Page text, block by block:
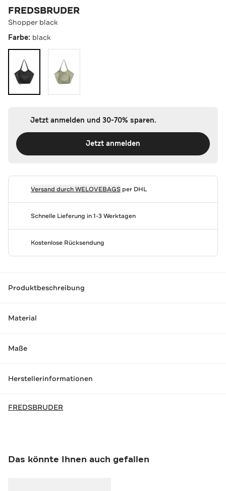
FREDSBRUDER
Shopper black
Farbe: black
Jetzt anmelden und 30-70% sparen.
Jetzt anmelden
Versand durchWELOVEBAGSper DHL
Schnelle Lieferung in 1-3 Werktagen
Kostenlose Rücksendung
Produktbeschreibung
Material
Maße
Herstellerinformationen
FREDSBRUDER
Das könnte Ihnen auch gefallen